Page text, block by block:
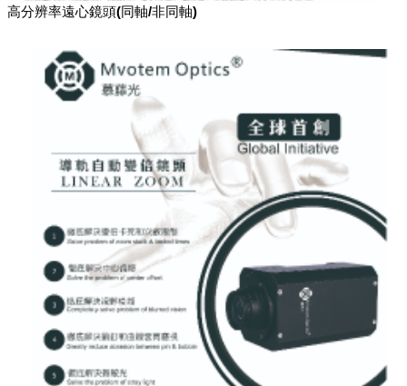
高分辨率遠心鏡頭(同軸/非同軸)